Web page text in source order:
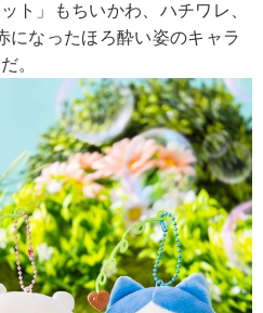
ト」もちいかわ、ハチワレ、
になったほろ酔い姿のキャラ
。